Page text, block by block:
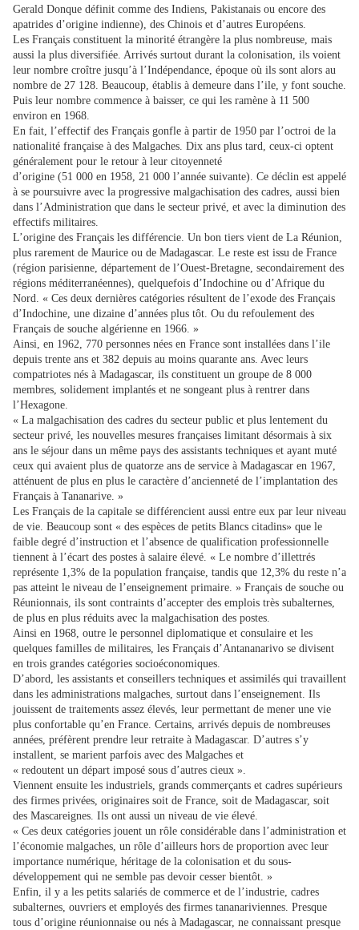
Gerald Donque définit comme des Indiens, Pakista­nais ou encore des
apatrides d’origine indienne), des Chinois et d’autres Européens.
Les Français constituent la minorité étrangère la plus nombreuse, mais
aussi la plus diversifiée. Arrivés surtout durant la colonisation, ils voient
leur nombre croître jusqu’à l’Indépen­dance, époque où ils sont alors au
nombre de 27 128. Beaucoup, établis à demeure dans l’ile, y font souche.
Puis leur nombre commence à baisser, ce qui les ramène à 11 500
environ en 1968.
En fait, l’effectif des Français gonfle à partir de 1950 par l’octroi de la
nationalité française à des Malgaches. Dix ans plus tard, ceux-ci optent
généralement pour le retour à leur citoyenneté
d’origine (51 000 en 1958, 21 000 l’année suivante). Ce déclin est appelé
à se poursuivre avec la progressive malgachisation des cadres, aussi bien
dans l’Adminis­tration que dans le secteur privé, et avec la diminution des
effectifs militaires.
L’origine des Français les différencie. Un bon tiers vient de La Réunion,
plus rarement de Maurice ou de Madagascar. Le reste est issu de France
(région parisienne, département de l’Ouest-Bretagne, secondairement des
régions méditerranéennes), quelquefois d’Indo­chine ou d’Afrique du
Nord. « Ces deux dernières catégories résultent de l’exode des Français
d’Indochine, une dizaine d’années plus tôt. Ou du refoulement des
Français de souche algérienne en 1966. »
Ainsi, en 1962, 770 personnes nées en France sont installées dans l’ile
depuis trente ans et 382 depuis au moins quarante ans. Avec leurs
compatriotes nés à Madagascar, ils constituent un groupe de 8 000
membres, solidement implantés et ne songeant plus à rentrer dans
l’Hexagone.
« La malgachisation des cadres du secteur public et plus lentement du
secteur privé, les nouvelles mesures françaises limitant désormais à six
ans le séjour dans un même pays des assistants techniques et ayant muté
ceux qui avaient plus de quatorze ans de service à Madagascar en 1967,
atténuent de plus en plus le caractère d’ancienneté de l’implantation des
Français à Tananarive. »
Les Français de la capitale se différencient aussi entre eux par leur niveau
de vie. Beaucoup sont « des espèces de petits Blancs citadins» que le
faible degré d’instruction et l’absence de qualification professionnelle
tiennent à l’écart des postes à salaire élevé. « Le nombre d’illettrés
représente 1,3% de la population française, tandis que 12,3% du reste n’a
pas atteint le niveau de l’enseignement primaire. » Français de souche ou
Réu­nionnais, ils sont contraints d’accepter des emplois très subalternes,
de plus en plus réduits avec la malgachisation des postes.
Ainsi en 1968, outre le personnel diplomatique et consulaire et les
quelques familles de militaires, les Français d’Antanana­rivo se divisent
en trois grandes catégories socioéconomiques.
D’abord, les assistants et conseillers techniques et assimilés qui travaillent
dans les administrations malgaches, surtout dans l’enseignement. Ils
jouissent de traitements assez élevés, leur permettant de mener une vie
plus confortable qu’en France. Certains, arrivés depuis de nombreuses
années, préfèrent prendre leur retraite à Madagascar. D’autres s’y
installent, se marient parfois avec des Malgaches et
« redoutent un départ imposé sous d’autres cieux ».
Viennent ensuite les industriels, grands commerçants et cadres supérieurs
des firmes privées, originaires soit de France, soit de Madagascar, soit
des Mascareignes. Ils ont aussi un niveau de vie élevé.
« Ces deux catégories jouent un rôle considérable dans l’administration et
l’économie malgaches, un rôle d’ailleurs hors de proportion avec leur
importance numérique, héritage de la colonisation et du sous-
développement qui ne semble pas devoir cesser bientôt. »
Enfin, il y a les petits salariés de commerce et de l’industrie, cadres
subalternes, ouvriers et employés des firmes tananariviennes. Presque
tous d’origine réunionnaise ou nés à Mada­gascar, ne connaissant presque